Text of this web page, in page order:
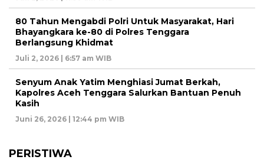
80 Tahun Mengabdi Polri Untuk Masyarakat, Hari
Bhayangkara ke-80 di Polres Tenggara
Berlangsung Khidmat
Juli 2, 2026 | 6:57 am WIB
Senyum Anak Yatim Menghiasi Jumat Berkah,
Kapolres Aceh Tenggara Salurkan Bantuan Penuh
Kasih
Juni 26, 2026 | 12:44 pm WIB
PERISTIWA